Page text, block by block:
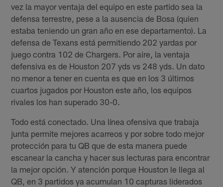
vez la mayor ventaja del equipo en este partido sea la
defensa terrestre, pese a la ausencia de Bosa (quien
estaba teniendo un gran año en ese departamento). La
defensa de Texans está permitiendo 202 yardas por
juego contra 102 de Chargers. Por aire, la ventaja
defensiva es de Houston 207 yds vs 248 yds. Un dato
no menor a tener en cuenta es que en los 3 últimos
cuartos jugados por Houston este año, los equipos
rivales los han superado 30-0.
Todo está conectado. Una línea ofensiva que trabaja
junta permite mejores acarreos y por sobre todo mejor
protección para tu QB que de esta manera puede
escanear la cancha y hacer sus lecturas para encontrar
la mejor opción. Y atención porque Houston le llega al
QB, en 3 partidos ya acumulan 10 capturas liderados